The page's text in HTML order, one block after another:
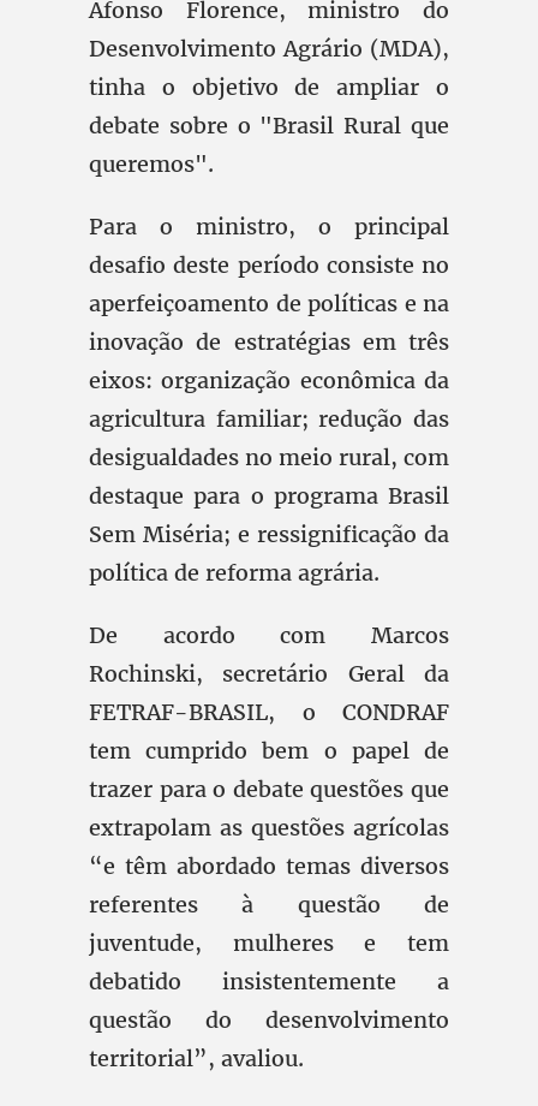
Afonso Florence, ministro do
Desenvolvimento Agrário (MDA),
tinha o objetivo de ampliar o
debate sobre o "Brasil Rural que
queremos".
Para o ministro, o principal
desafio deste período consiste no
aperfeiçoamento de políticas e na
inovação de estratégias em três
eixos: organização econômica da
agricultura familiar; redução das
desigualdades no meio rural, com
destaque para o programa Brasil
Sem Miséria; e ressignificação da
política de reforma agrária.
De acordo com Marcos
Rochinski, secretário Geral da
FETRAF-BRASIL, o CONDRAF
tem cumprido bem o papel de
trazer para o debate questões que
extrapolam as questões agrícolas
“e têm abordado temas diversos
referentes à questão de
juventude, mulheres e tem
debatido insistentemente a
questão do desenvolvimento
territorial”, avaliou.